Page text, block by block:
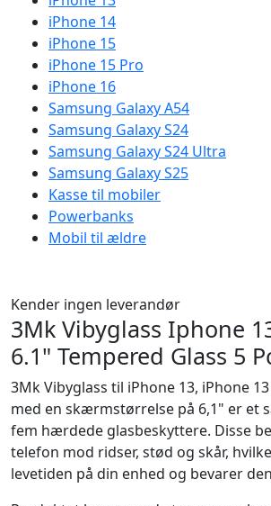
iPhone 14
iPhone 15
iPhone 15 Pro
iPhone 16
Samsung Galaxy A54
Samsung Galaxy S24
Samsung Galaxy S24 Ultra
Samsung Galaxy S25
Kasse til mobiler
Powerbanks
Mobil til ældre
Kender ingen leverandør
3Mk Vibyglass Iphone
6.1" Tempered Glass 5
3Mk Vibyglass til iPhone 13, iPhone
med en skærmstørrelse på 6,1" er et
fem hærdede glasbeskyttere. Disse
telefon mod ridser, stød og skår,
levetiden på din enhed og bevarer